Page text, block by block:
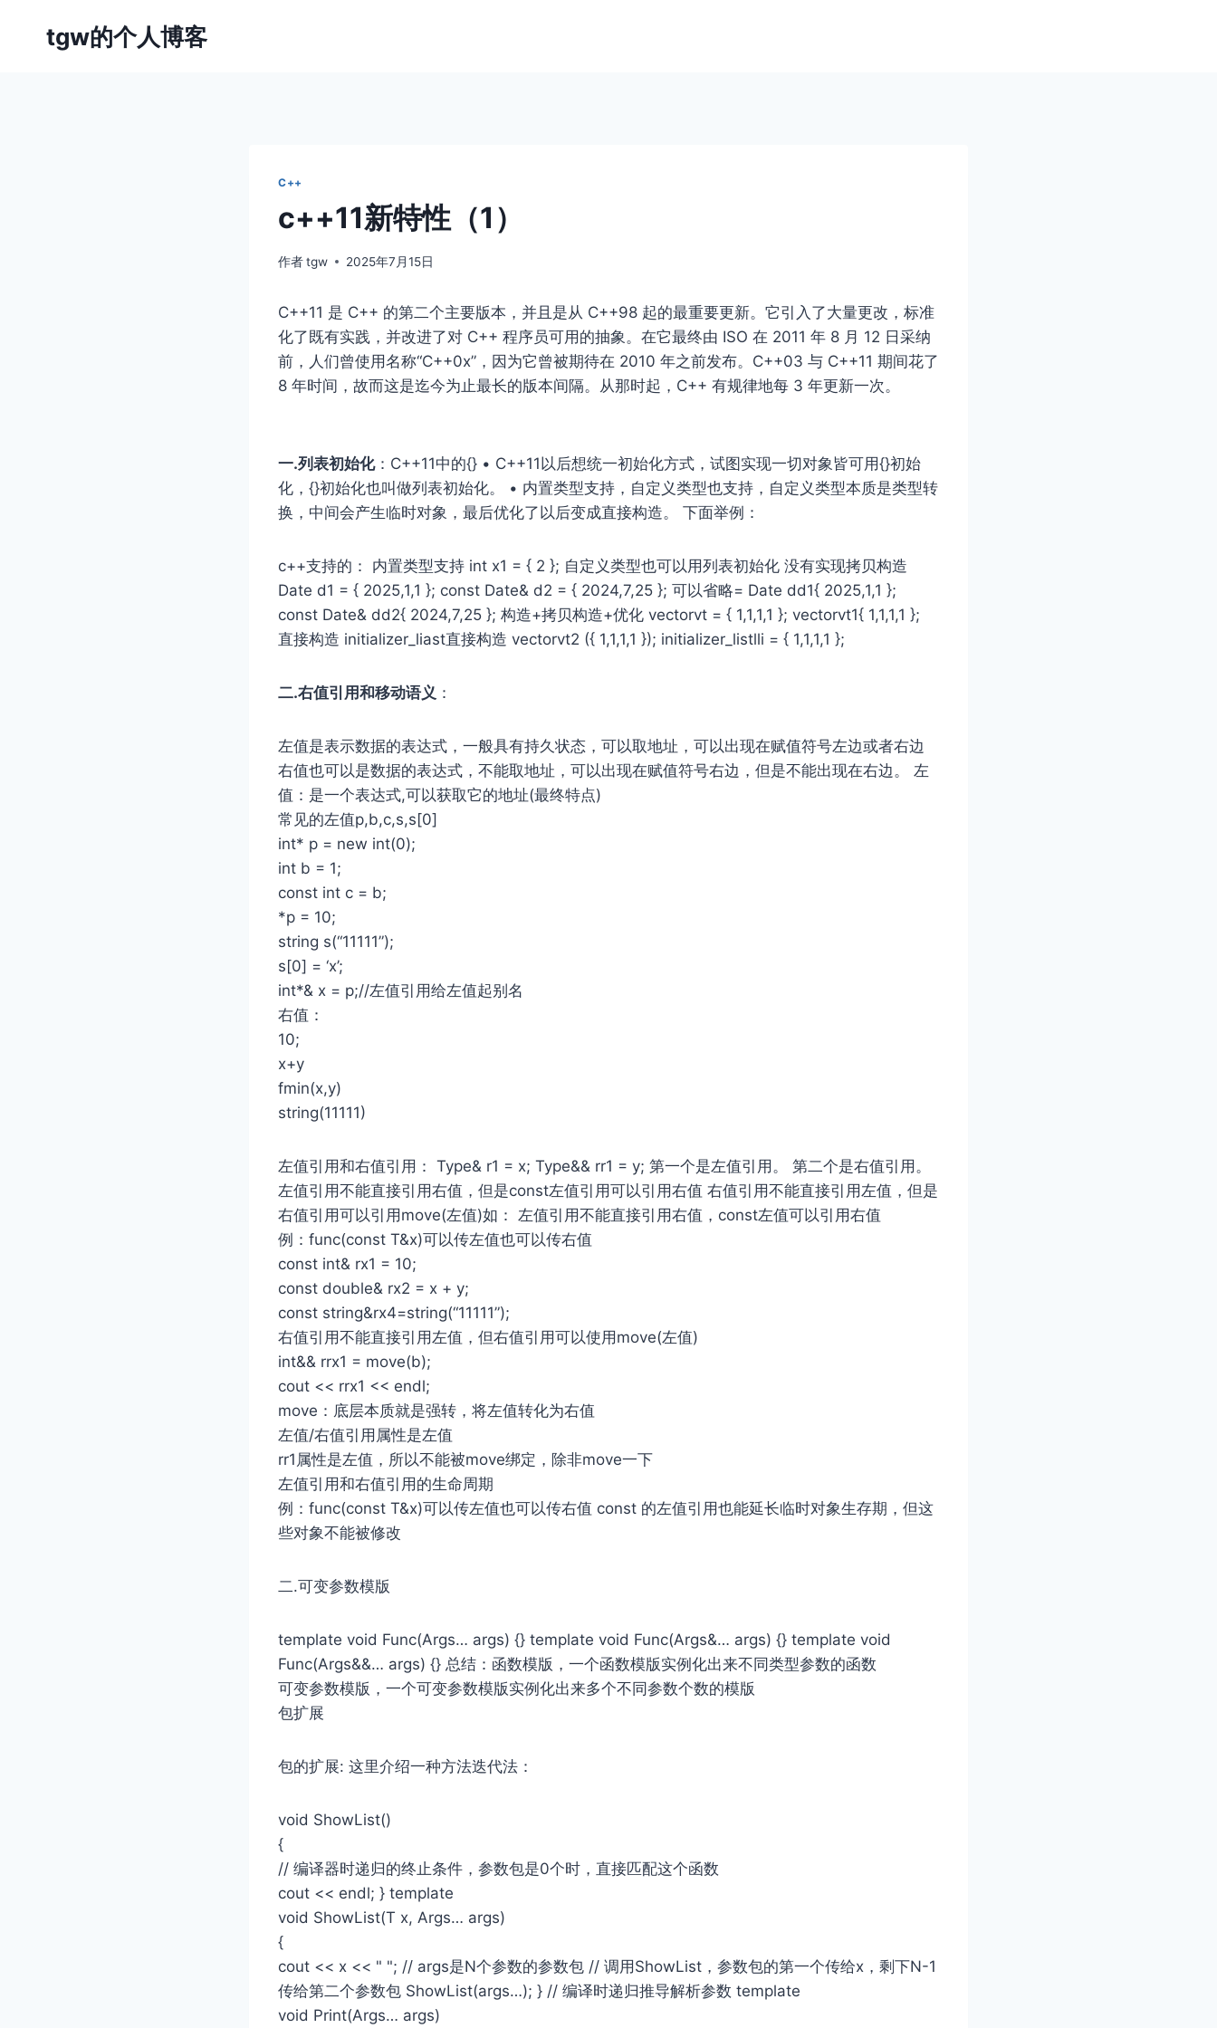
tgw的个人博客
C++
c++11新特性（1）
作者tgw 2025年7月15日
C++11 是 C++ 的第⼆个主要版本，并且是从 C++98 起的最重要更新。它引⼊了⼤量更改，标准
化了既有实践，并改进了对 C++ 程序员可⽤的抽象。在它最终由 ISO 在 2011 年 8 ⽉ 12 ⽇采纳
前，⼈们曾使⽤名称“C++0x”，因为它曾被期待在 2010 年之前发布。C++03 与 C++11 期间花了
8 年时间，故⽽这是迄今为⽌最⻓的版本间隔。从那时起，C++ 有规律地每 3 年更新⼀次。
一.列表初始化：C++11中的{} • C++11以后想统⼀初始化⽅式，试图实现⼀切对象皆可⽤{}初始
化，{}初始化也叫做列表初始化。 • 内置类型⽀持，⾃定义类型也⽀持，⾃定义类型本质是类型转
换，中间会产⽣临时对象，最后优化了以后变成直接构造。 下面举例：
c++支持的： 内置类型支持 int x1 = { 2 }; 自定义类型也可以用列表初始化 没有实现拷贝构造
Date d1 = { 2025,1,1 }; const Date& d2 = { 2024,7,25 }; 可以省略= Date dd1{ 2025,1,1 };
const Date& dd2{ 2024,7,25 }; 构造+拷贝构造+优化 vectorvt = { 1,1,1,1 }; vectorvt1{ 1,1,1,1 };
直接构造 initializer_liast直接构造 vectorvt2 ({ 1,1,1,1 }); initializer_listlli = { 1,1,1,1 };
二.右值引用和移动语义 ：
左值是表示数据的表达式，一般具有持久状态，可以取地址，可以出现在赋值符号左边或者右边
右值也可以是数据的表达式，不能取地址，可以出现在赋值符号右边，但是不能出现在右边。 左
值：是一个表达式,可以获取它的地址(最终特点)
常见的左值p,b,c,s,s[0]
int* p = new int(0);
int b = 1;
const int c = b;
*p = 10;
string s(“11111”);
s[0] = ‘x’;
int*& x = p;//左值引用给左值起别名
右值：
10;
x+y
fmin(x,y)
string(11111)
左值引用和右值引用： Type& r1 = x; Type&& rr1 = y; 第一个是左值引用。 第二个是右值引用。
左值引⽤不能直接引⽤右值，但是const左值引⽤可以引⽤右值 右值引⽤不能直接引⽤左值，但是
右值引⽤可以引⽤move(左值)如： 左值引用不能直接引用右值，const左值可以引用右值
例：func(const T&x)可以传左值也可以传右值
const int& rx1 = 10;
const double& rx2 = x + y;
const string&rx4=string(“11111”);
右值引用不能直接引用左值，但右值引用可以使用move(左值)
int&& rrx1 = move(b);
cout << rrx1 << endl;
move：底层本质就是强转，将左值转化为右值
左值/右值引用属性是左值
rr1属性是左值，所以不能被move绑定，除非move一下
左值引用和右值引用的生命周期
例：func(const T&x)可以传左值也可以传右值 const 的左值引⽤也能延⻓临时对象⽣存期，但这
些对象不能被修改
二.可变参数模版
template void Func(Args… args) {} template void Func(Args&… args) {} template void
Func(Args&&… args) {} 总结：函数模版，一个函数模版实例化出来不同类型参数的函数
可变参数模版，一个可变参数模版实例化出来多个不同参数个数的模版
包扩展
包的扩展: 这里介绍一种方法迭代法：
void ShowList()
{
// 编译器时递归的终⽌条件，参数包是0个时，直接匹配这个函数
cout << endl; } template
void ShowList(T x, Args… args)
{
cout << x << " "; // args是N个参数的参数包 // 调⽤ShowList，参数包的第⼀个传给x，剩下N-1
传给第⼆个参数包 ShowList(args…); } // 编译时递归推导解析参数 template
void Print(Args… args)